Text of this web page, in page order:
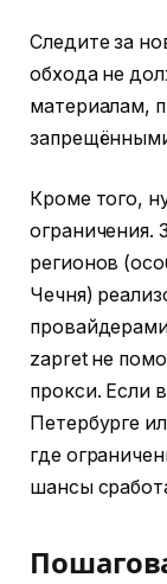
Следите за
обхода не
материалам,
Кроме того,
ограничения.
регионов
Чечня)
zapret не
прокси. Если
Петербурге
где
шансы